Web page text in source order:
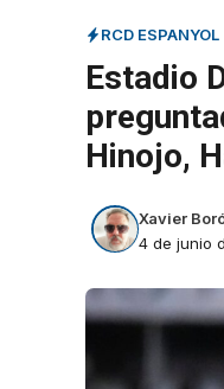
RCD ESPANYOL
Estadio
Hinojo,
Xavier
4 de junio